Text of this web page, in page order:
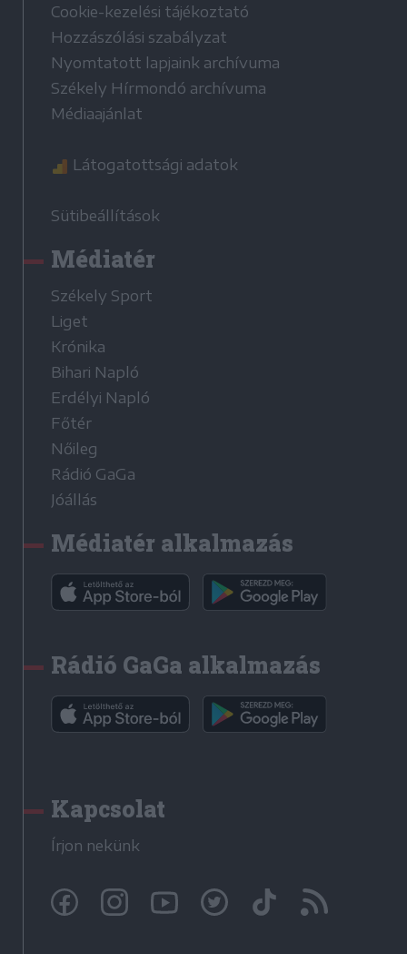
Cookie-kezelési tájékoztató
Hozzászólási szabályzat
Nyomtatott lapjaink archívuma
Székely Hírmondó archívuma
Médiaajánlat
Látogatottsági adatok
Sütibeállítások
Médiatér
Székely Sport
Liget
Krónika
Bihari Napló
Erdélyi Napló
Főtér
Nőileg
Rádió GaGa
Jóállás
Médiatér alkalmazás
Rádió GaGa alkalmazás
Kapcsolat
Írjon nekünk